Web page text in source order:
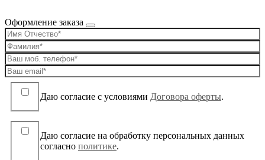
Оформление заказа
Даю согласие c условиями Договора оферты.
Даю согласие на обработку персональных данных
согласно политике.